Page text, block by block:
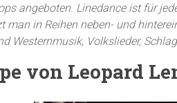
angeboten. Linedance ist für
man in Reihen neben- und
Westernmusik, Volkslieder,
von Leopard